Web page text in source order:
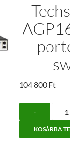
104 800 Ft
-
TCS
KOSÁRBA